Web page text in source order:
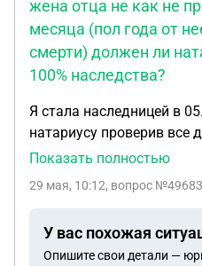
жена отца не как не
месяца (пол года от
смерти) должен ли
100% наследства?
Я стала наследницей в
натариусу проверив все
есть бывшая супруга
нажитого имущества
т.к в совместном браке
гараж . Две машины
Показать полностью
29 мая, 10:12, вопрос
У вас похожая
Опишите свои детали —